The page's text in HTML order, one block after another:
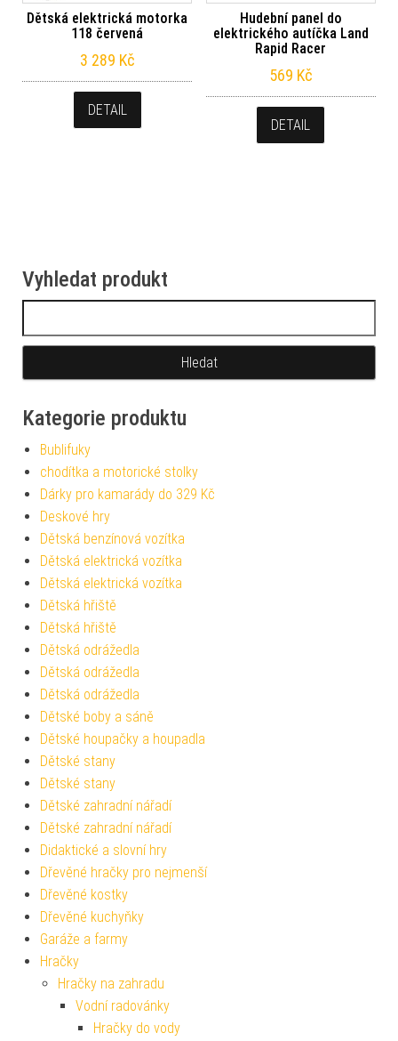
Dětská elektrická motorka
118 červená
3 289 Kč
DETAIL
Hudební panel do
elektrického autíčka Land
Rapid Racer
569 Kč
DETAIL
Vyhledat produkt
Kategorie produktu
Bublifuky
chodítka a motorické stolky
Dárky pro kamarády do 329 Kč
Deskové hry
Dětská benzínová vozítka
Dětská elektrická vozítka
Dětská elektrická vozítka
Dětská hřiště
Dětská hřiště
Dětská odrážedla
Dětská odrážedla
Dětská odrážedla
Dětské boby a sáně
Dětské houpačky a houpadla
Dětské stany
Dětské stany
Dětské zahradní nářadí
Dětské zahradní nářadí
Didaktické a slovní hry
Dřevěné hračky pro nejmenší
Dřevěné kostky
Dřevěné kuchyňky
Garáže a farmy
Hračky
Hračky na zahradu
Vodní radovánky
Hračky do vody